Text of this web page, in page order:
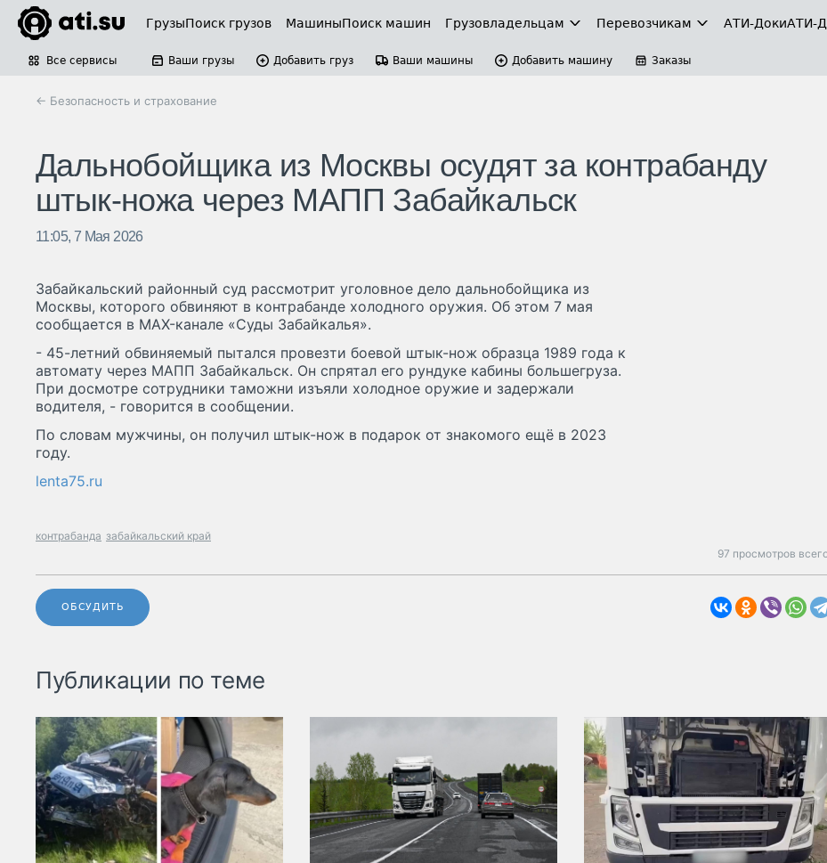
ГрузыПоиск грузов МашиныПоиск машин Грузовладельцам Перевозчикам АТИ-ДокиАТИ-
Все сервисы Ваши грузы Добавить груз Ваши машины Добавить машину Заказы
← Безопасность и страхование
Дальнобойщика из Москвы осудят за контрабанду
штык-ножа через МАПП Забайкальск
11:05, 7 Мая 2026
Забайкальский районный суд рассмотрит уголовное дело дальнобойщика из
Москвы, которого обвиняют в контрабанде холодного оружия. Об этом 7 мая
сообщается в MAX-канале «Суды Забайкалья».
- 45-летний обвиняемый пытался провезти боевой штык-нож образца 1989 года к
автомату через МАПП Забайкальск. Он спрятал его рундуке кабины большегруза.
При досмотре сотрудники таможни изъяли холодное оружие и задержали
водителя, - говорится в сообщении.
По словам мужчины, он получил штык-нож в подарок от знакомого ещё в 2023
году.
lenta75.ru
контрабанда забайкальский край
97 просмотров
ОБСУДИТЬ
Публикации по теме